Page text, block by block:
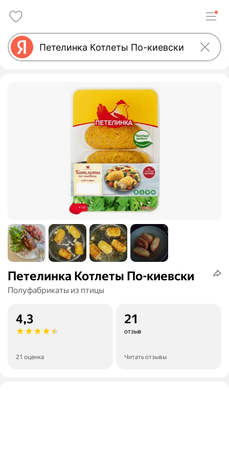
Петелинка Котлеты По-киевски
Полуфабрикаты из птицы
4,3
21 оценка
21
отзыв
Читать отзывы